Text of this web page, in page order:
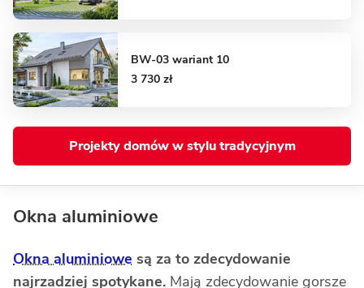
BW-03 wariant 10
3 730 zł
Projekty domów w stylu tradycyjnym
Okna aluminiowe
Okna aluminiowe są za to zdecydowanie
najrzadziej spotykane. Mają zdecydowanie gorsze